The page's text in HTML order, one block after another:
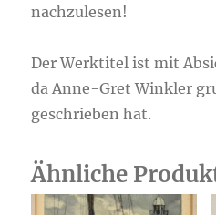
nachzulesen!
Der Werktitel ist mit
da Anne-Gret Winkler
geschrieben hat.
Ähnliche